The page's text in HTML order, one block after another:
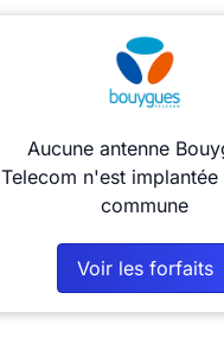
Aucune antenne
Telecom n'est implantée
commune
Voir les forfaits